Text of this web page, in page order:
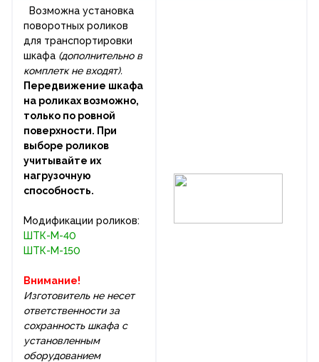
Возможна установка
поворотных роликов
для транспортировки
шкафа (дополнительно в
комплетк не входят).
Передвижение шкафа
на роликах возможно,
только по ровной
поверхности. При
выборе роликов
учитывайте их
нагрузочную
способность.
Модификации роликов:
ШТК-М-40
ШТК-М-150
Внимание!
Изготовитель не несет
ответственности за
сохранность шкафа с
установленным
оборудованием